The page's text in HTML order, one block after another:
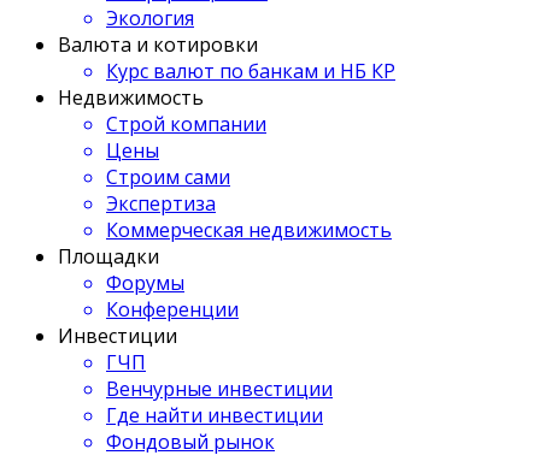
Экология
Валюта и котировки
Курс валют по банкам и НБ КР
Недвижимость
Строй компании
Цены
Строим сами
Экспертиза
Коммерческая недвижимость
Площадки
Форумы
Конференции
Инвестиции
ГЧП
Венчурные инвестиции
Где найти инвестиции
Фондовый рынок